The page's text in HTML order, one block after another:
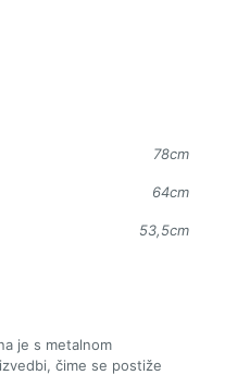
78cm
64cm
53,5cm
je s metalnom
čime se postiže